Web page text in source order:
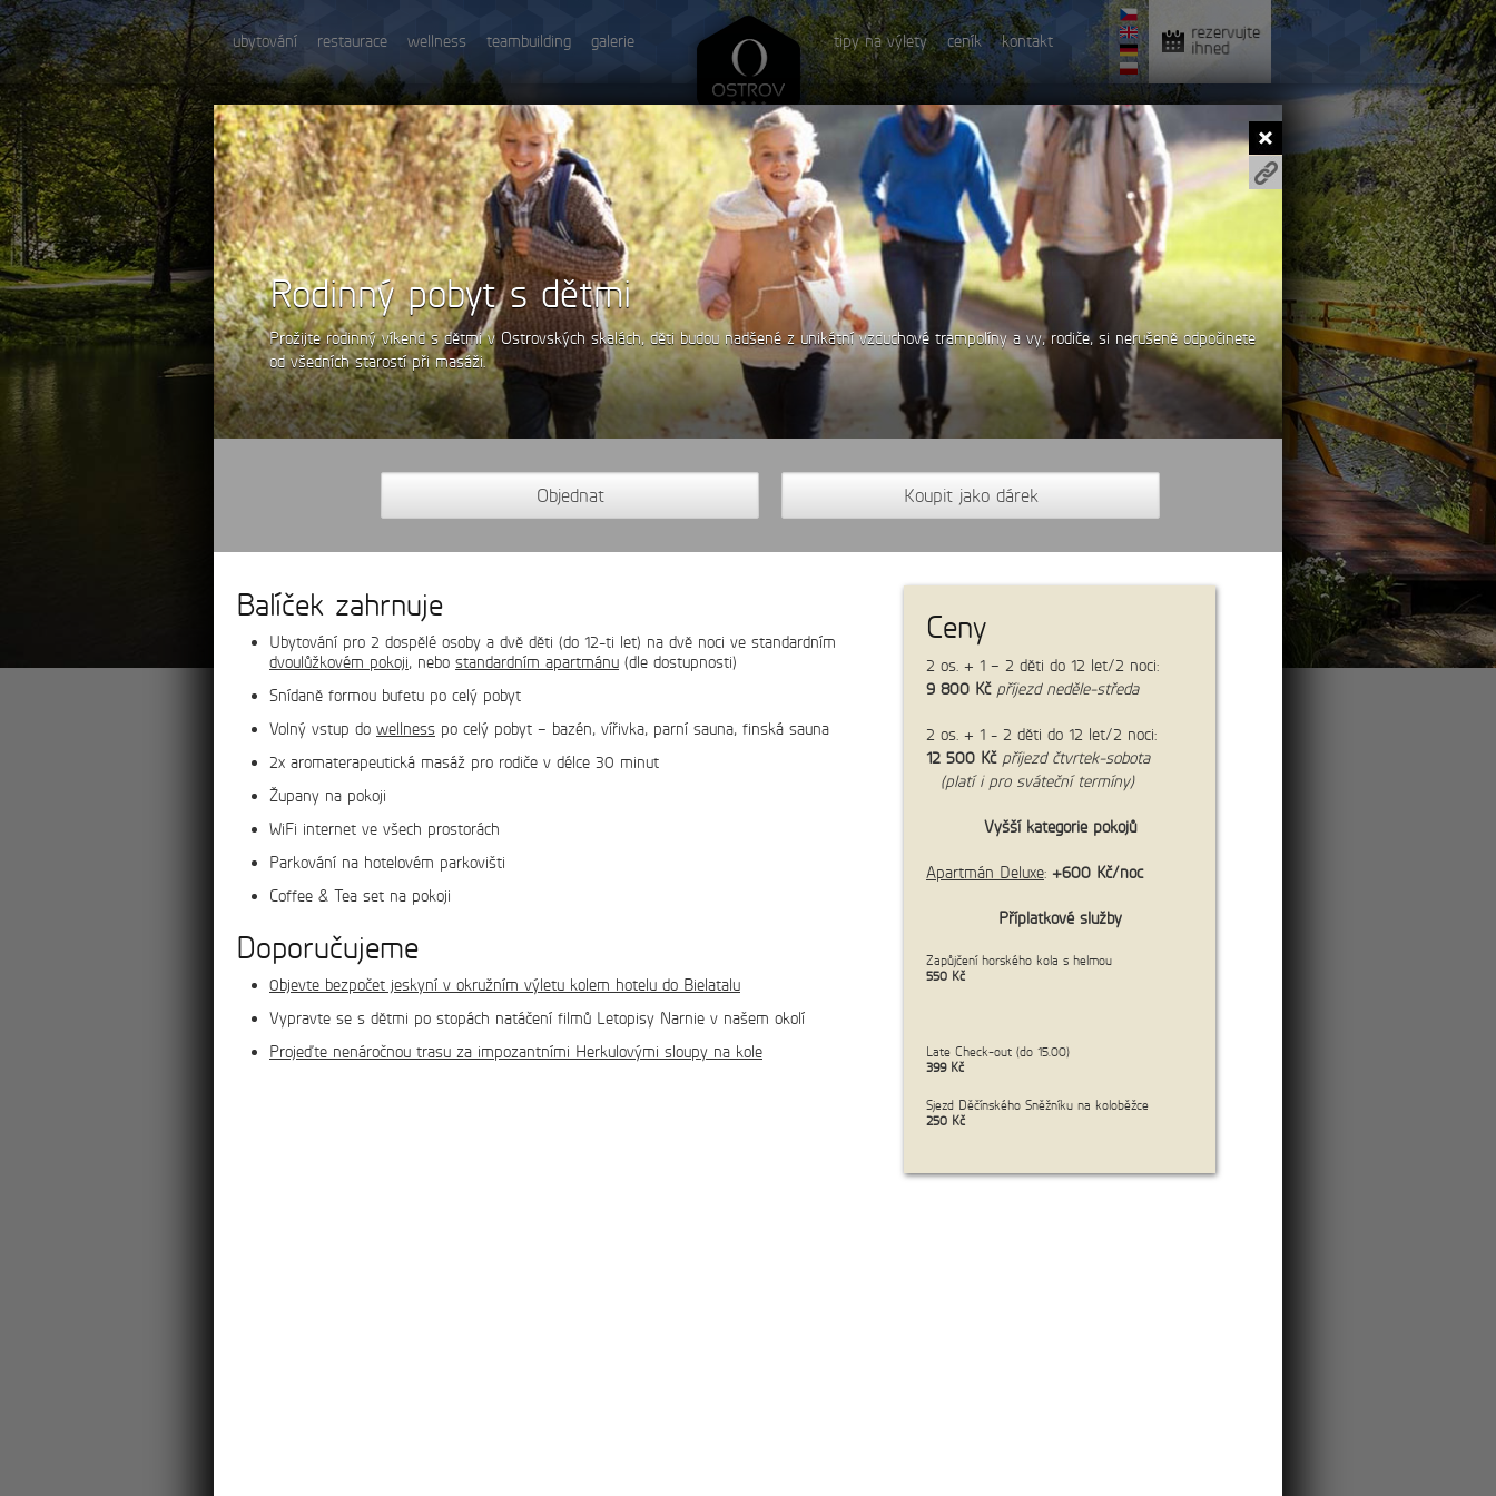
ubytování restaurace wellness teambuilding galerie tipy na výlety ceník kontakt rezervujte
ihned
5 350 Kč/os. cena:
více
cena: 3 900 Kč/os.
Rodinný pobyt s dětmi
Prožijte rodinný víkend s dětmi v Ostrovských skalách, děti budou nadšené z unikátní vzduchové trampolíny a vy, rodiče, si nerušeně odpočinete
od všedních starostí při masáži.
Objednat Koupit jako dárek
Balíček zahrnuje
Ubytování pro 2 dospělé osoby a dvě děti (do 12-ti let) na dvě noci ve standardním
dvoulůžkovém pokoji, nebo standardním apartmánu (dle dostupnosti)
Snídaně formou bufetu po celý pobyt
Volný vstup do wellness po celý pobyt – bazén, vířivka, parní sauna, finská sauna
2x aromaterapeutická masáž pro rodiče v délce 30 minut
Župany na pokoji
WiFi internet ve všech prostorách
Parkování na hotelovém parkovišti
Coffee & Tea set na pokoji
Doporučujeme
0bjevte bezpočet jeskyní v okružním výletu kolem hotelu do Bielatalu
Vypravte se s dětmi po stopách natáčení filmů Letopisy Narnie v našem okolí
Projeďte nenáročnou trasu za impozantními Herkulovými sloupy na kole
Ceny
2 os. + 1 – 2 děti do 12 let/2 noci:
9 800 Kč příjezd neděle-středa
2 os. + 1 - 2 děti do 12 let/2 noci:
12 500 Kč příjezd čtvrtek-sobota
(platí i pro sváteční termíny)
Vyšší kategorie pokojů
Apartmán Deluxe: +600 Kč/noc
Příplatkové služby
Zapůjčení horského kola s helmou
550 Kč
Late Check-out (do 15.00)
399 Kč
Sjezd Děčínského Sněžníku na koloběžce
250 Kč